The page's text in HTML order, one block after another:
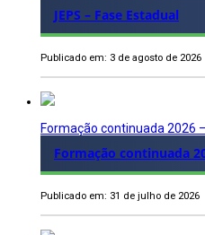
JEPS – Fase Estadual
Publicado em: 3 de agosto de 2026
Formação continuada 2026
Formação continuada
Publicado em: 31 de julho de 2026